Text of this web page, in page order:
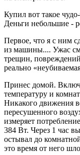
Купил вот такое
Деньги небольшие -
Первое, что я с ним
из машины.... Ужас
трещин,
реально
Принес домой.
температуру и
Никакого движения
пересушенного
измеряет
384 Вт. Через 1 час
остывал до
это время от него